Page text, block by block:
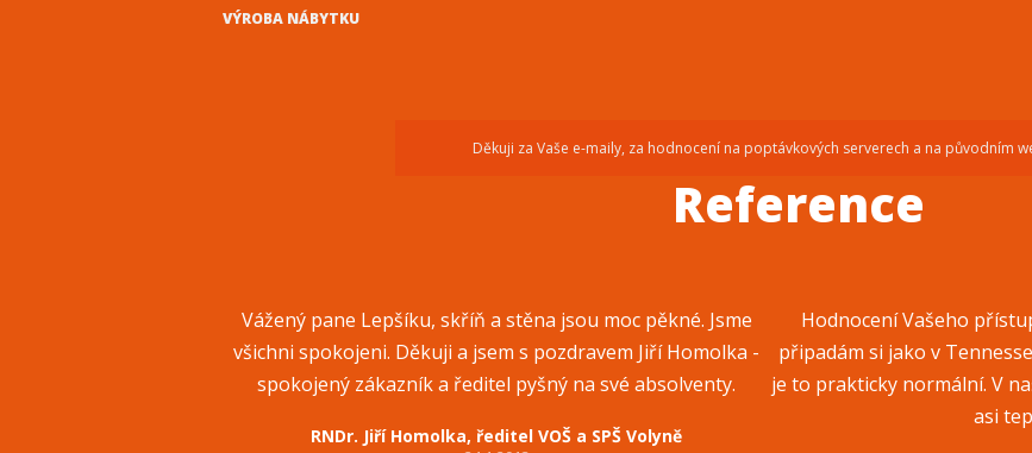
VÝROBA NÁBYTKU
Děkuji za Vaše e-maily, za hodnocení na poptávkových serverech a na původním
Reference
Vážený pane Lepšíku, skříň a stěna jsou moc pěkné. Jsme
všichni spokojeni. Děkuji a jsem s pozdravem Jiří Homolka -
spokojený zákazník a ředitel pyšný na své absolventy.
RNDr. Jiří Homolka, ředitel VOŠ a SPŠ Volyně
Hodnocení Vašeho
připadám si jako v
je to prakticky normální. V
asi